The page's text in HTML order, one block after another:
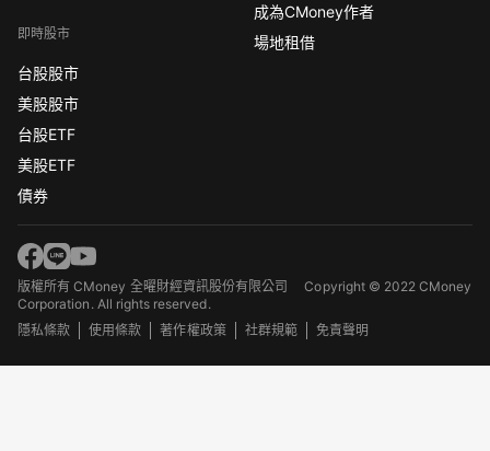
即時股市
台股股市
美股股市
台股ETF
美股ETF
債券
成為CMoney作者
場地租借
版權所有 CMoney 全曜財經資訊股份有限公司Copyright © 2022 CMoney
Corporation. All rights reserved.
隱私條款
使用條款 著作權政策 社群規範 免責聲明